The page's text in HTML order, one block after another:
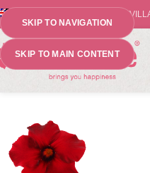
SKIP TO NAVIGATION
SKIP TO MAIN CONTENT
WELTWEIT NR.1